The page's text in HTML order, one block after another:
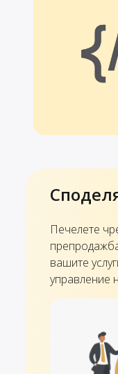
Печелете
вашите
управление